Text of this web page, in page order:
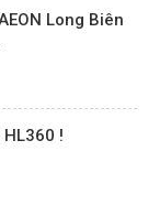
Long Biên
!